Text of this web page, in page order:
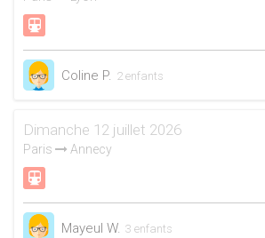
Coline P. 2 enfants
Dimanche 12 juillet 2026
Paris Annecy
Mayeul W. 3 enfants